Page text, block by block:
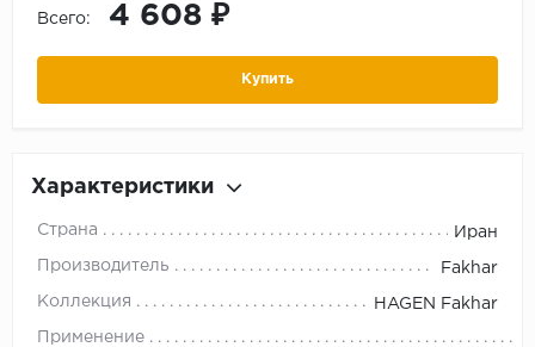
Всего: 4 608 ₽
Купить
Характеристики
Страна Иран
Производитель Fakhar
Коллекция HAGEN Fakhar
Применение